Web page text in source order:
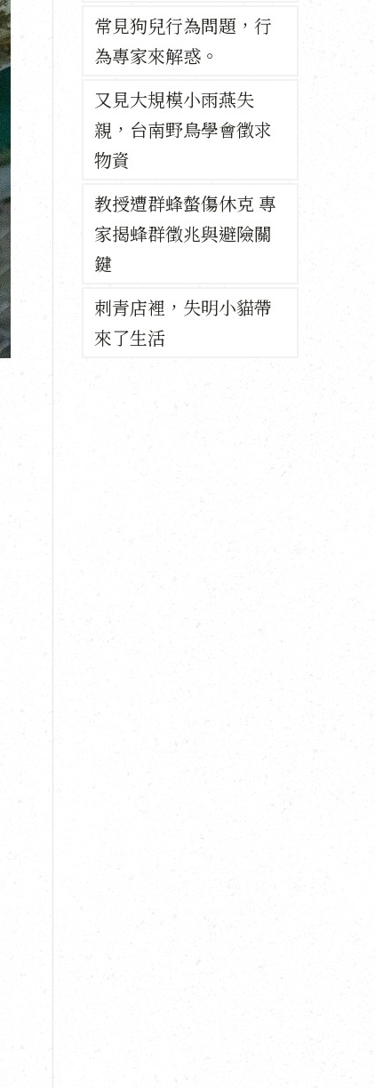
常見狗兒行為問題，行
為專家來解惑。
又見大規模小雨燕失
親，台南野鳥學會徵求
物資
教授遭群蜂螫傷休克 專
家揭蜂群徵兆與避險關
鍵
刺青店裡，失明小貓帶
來了生活